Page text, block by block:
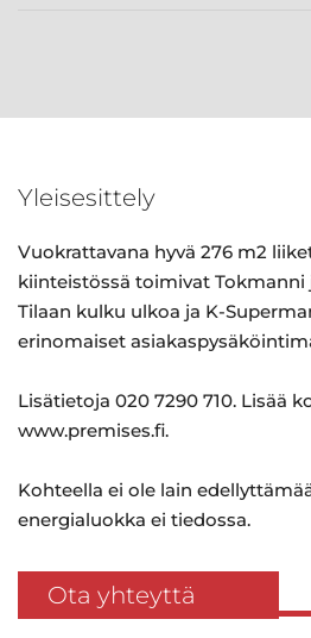
Yleisesittely
Vuokrattavana hyvä 276 m2
kiinteistössä toimivat Tokmanni
Tilaan kulku ulkoa ja K-
erinomaiset
Lisätietoja 020 7290 710. Lisää
www.premises.fi.
Kohteella ei ole lain
energialuokka ei tiedossa.
Ota yhteyttä